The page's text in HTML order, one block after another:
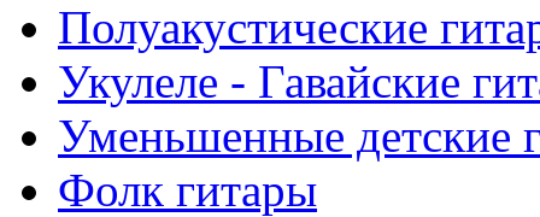
Полуакустические
Укулеле - Гавайские
Уменьшенные детские
Фолк гитары